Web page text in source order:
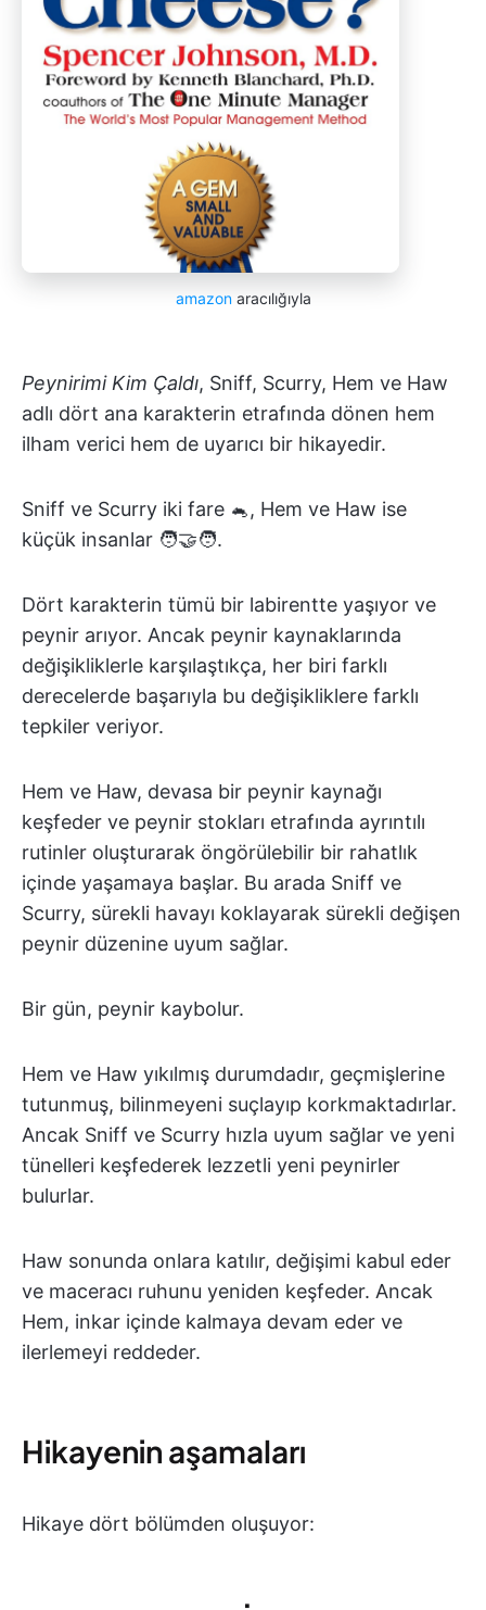
amazonaracılığıyla
Peynirimi Kim Çaldı, Sniff, Scurry, Hem ve Haw
adlı dört ana karakterin etrafında dönen hem
ilham verici hem de uyarıcı bir hikayedir.
Sniff ve Scurry iki fare 🐁, Hem ve Haw ise
küçük insanlar 🧑‍🤝‍🧑.
Dört karakterin tümü bir labirentte yaşıyor ve
peynir arıyor. Ancak peynir kaynaklarında
değişikliklerle karşılaştıkça, her biri farklı
derecelerde başarıyla bu değişikliklere farklı
tepkiler veriyor.
Hem ve Haw, devasa bir peynir kaynağı
keşfeder ve peynir stokları etrafında ayrıntılı
rutinler oluşturarak öngörülebilir bir rahatlık
içinde yaşamaya başlar. Bu arada Sniff ve
Scurry, sürekli havayı koklayarak sürekli değişen
peynir düzenine uyum sağlar.
Bir gün, peynir kaybolur.
Hem ve Haw yıkılmış durumdadır, geçmişlerine
tutunmuş, bilinmeyeni suçlayıp korkmaktadırlar.
Ancak Sniff ve Scurry hızla uyum sağlar ve yeni
tünelleri keşfederek lezzetli yeni peynirler
bulurlar.
Haw sonunda onlara katılır, değişimi kabul eder
ve maceracı ruhunu yeniden keşfeder. Ancak
Hem, inkar içinde kalmaya devam eder ve
ilerlemeyi reddeder.
Hikayenin aşamaları
Hikaye dört bölümden oluşuyor: